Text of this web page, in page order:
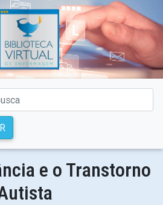
e o Transtorno